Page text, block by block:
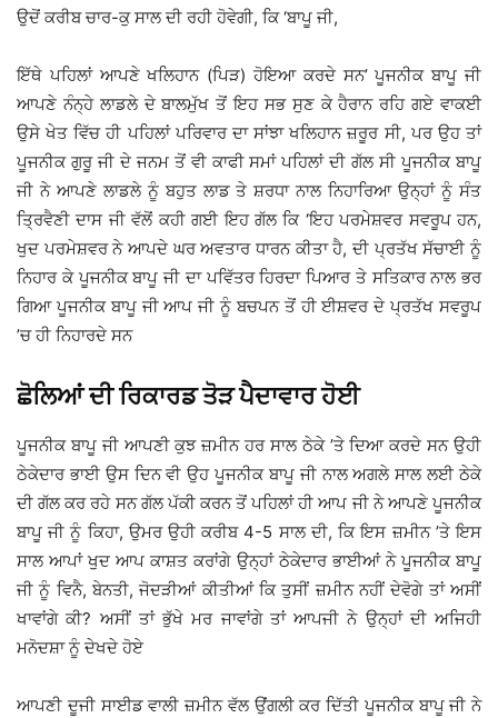
ਉਦੋਂ ਕਰੀਬ ਚਾਰ-ਕੁ ਸਾਲ ਦੀ ਰਹੀ ਹੋਵੇਗੀ, ਕਿ ‘ਬਾਪੂ ਜੀ,
ਇੱਥੇ ਪਹਿਲਾਂ ਆਪਣੇ ਖਲਿਹਾਨ (ਪਿੜ) ਹੋਇਆ ਕਰਦੇ ਸਨ’ ਪੂਜਨੀਕ ਬਾਪੂ ਜੀ
ਆਪਣੇ ਨੰਨ੍ਹੇ ਲਾਡਲੇ ਦੇ ਬਾਲਮੁੱਖ ਤੋਂ ਇਹ ਸਭ ਸੁਣ ਕੇ ਹੈਰਾਨ ਰਹਿ ਗਏ ਵਾਕਈ
ਉਸੇ ਖੇਤ ਵਿੱਚ ਹੀ ਪਹਿਲਾਂ ਪਰਿਵਾਰ ਦਾ ਸਾਂਝਾ ਖਲਿਹਾਨ ਜ਼ਰੂਰ ਸੀ, ਪਰ ਉਹ ਤਾਂ
ਪੂਜਨੀਕ ਗੁਰੂ ਜੀ ਦੇ ਜਨਮ ਤੋਂ ਵੀ ਕਾਫੀ ਸਮਾਂ ਪਹਿਲਾਂ ਦੀ ਗੱਲ ਸੀ ਪੂਜਨੀਕ ਬਾਪੂ
ਜੀ ਨੇ ਆਪਣੇ ਲਾਡਲੇ ਨੂੰ ਬਹੁਤ ਲਾਡ ਤੇ ਸ਼ਰਧਾ ਨਾਲ ਨਿਹਾਰਿਆ ਉਨ੍ਹਾਂ ਨੂੰ ਸੰਤ
ਤ੍ਰਿਵੈਣੀ ਦਾਸ ਜੀ ਵੱਲੋਂ ਕਹੀ ਗਈ ਇਹ ਗੱਲ ਕਿ ‘ਇਹ ਪਰਮੇਸ਼ਵਰ ਸਵਰੂਪ ਹਨ,
ਖੁਦ ਪਰਮੇਸ਼ਵਰ ਨੇ ਆਪਦੇ ਘਰ ਅਵਤਾਰ ਧਾਰਨ ਕੀਤਾ ਹੈ, ਦੀ ਪ੍ਰਤੱਖ ਸੱਚਾਈ ਨੂੰ
ਨਿਹਾਰ ਕੇ ਪੂਜਨੀਕ ਬਾਪੂ ਜੀ ਦਾ ਪਵਿੱਤਰ ਹਿਰਦਾ ਪਿਆਰ ਤੇ ਸਤਿਕਾਰ ਨਾਲ ਭਰ
ਗਿਆ ਪੂਜਨੀਕ ਬਾਪੂ ਜੀ ਆਪ ਜੀ ਨੂੰ ਬਚਪਨ ਤੋਂ ਹੀ ਈਸ਼ਵਰ ਦੇ ਪ੍ਰਤੱਖ ਸਵਰੂਪ
’ਚ ਹੀ ਨਿਹਾਰਦੇ ਸਨ
ਛੋਲਿਆਂ ਦੀ ਰਿਕਾਰਡ ਤੋੜ ਪੈਦਾਵਾਰ ਹੋਈ
ਪੂਜਨੀਕ ਬਾਪੂ ਜੀ ਆਪਣੀ ਕੁਝ ਜ਼ਮੀਨ ਹਰ ਸਾਲ ਠੇਕੇ ’ਤੇ ਦਿਆ ਕਰਦੇ ਸਨ ਉਹੀ
ਠੇਕੇਦਾਰ ਭਾਈ ਉਸ ਦਿਨ ਵੀ ਉਹ ਪੂਜਨੀਕ ਬਾਪੂ ਜੀ ਨਾਲ ਅਗਲੇ ਸਾਲ ਲਈ ਠੇਕੇ
ਦੀ ਗੱਲ ਕਰ ਰਹੇ ਸਨ ਗੱਲ ਪੱਕੀ ਕਰਨ ਤੋਂ ਪਹਿਲਾਂ ਹੀ ਆਪ ਜੀ ਨੇ ਆਪਣੇ ਪੂਜਨੀਕ
ਬਾਪੂ ਜੀ ਨੂੰ ਕਿਹਾ, ਉਮਰ ਉਹੀ ਕਰੀਬ 4-5 ਸਾਲ ਦੀ, ਕਿ ਇਸ ਜ਼ਮੀਨ ’ਤੇ ਇਸ
ਸਾਲ ਆਪਾਂ ਖੁਦ ਆਪ ਕਾਸ਼ਤ ਕਰਾਂਗੇ ਉਨ੍ਹਾਂ ਠੇਕੇਦਾਰ ਭਾਈਆਂ ਨੇ ਪੂਜਨੀਕ ਬਾਪੂ
ਜੀ ਨੂੰ ਵਿਨੈ, ਬੇਨਤੀ, ਜੋਦੜੀਆਂ ਕੀਤੀਆਂ ਕਿ ਤੁਸੀਂ ਜ਼ਮੀਨ ਨਹੀਂ ਦੇਵੋਗੇ ਤਾਂ ਅਸੀਂ
ਖਾਵਾਂਗੇ ਕੀ? ਅਸੀਂ ਤਾਂ ਭੁੱਖੇ ਮਰ ਜਾਵਾਂਗੇ ਤਾਂ ਆਪਜੀ ਨੇ ਉਨ੍ਹਾਂ ਦੀ ਅਜਿਹੀ
ਮਨੋਦਸ਼ਾ ਨੂੰ ਦੇਖਦੇ ਹੋਏ
ਆਪਣੀ ਦੂਜੀ ਸਾਈਡ ਵਾਲੀ ਜ਼ਮੀਨ ਵੱਲ ਉਂਗਲੀ ਕਰ ਦਿੱਤੀ ਪੂਜਨੀਕ ਬਾਪੂ ਜੀ ਨੇ